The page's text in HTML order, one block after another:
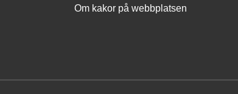
Om kakor på webbplatsen